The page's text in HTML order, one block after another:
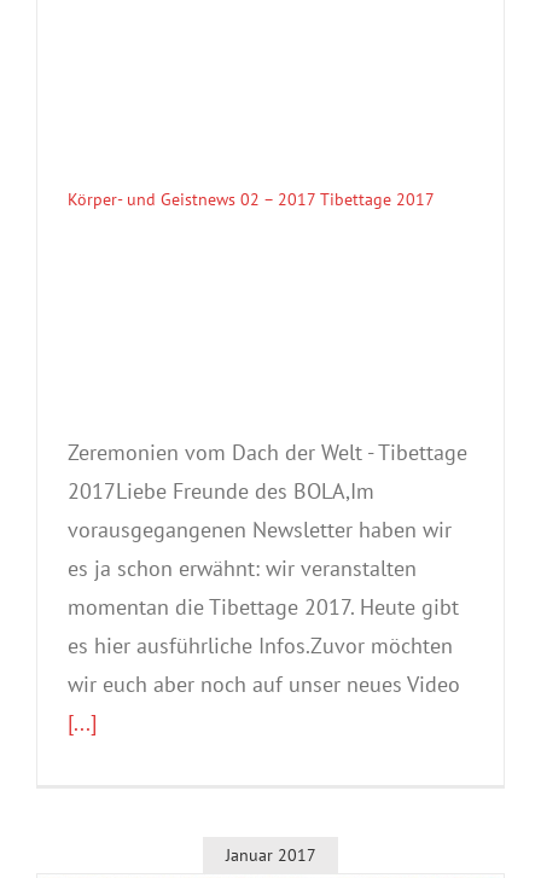
Körper- und Geistnews 02 – 2017 Tibettage 2017
Zeremonien vom Dach der Welt - Tibettage
2017Liebe Freunde des BOLA,Im
vorausgegangenen Newsletter haben wir
es ja schon erwähnt: wir veranstalten
momentan die Tibettage 2017. Heute gibt
es hier ausführliche Infos.Zuvor möchten
wir euch aber noch auf unser neues Video
[...]
Januar 2017